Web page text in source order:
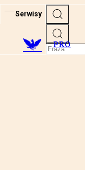
Serwisy
PRO